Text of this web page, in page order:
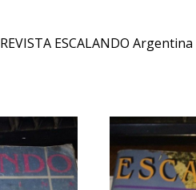
REVISTA ESCALANDO Argentina